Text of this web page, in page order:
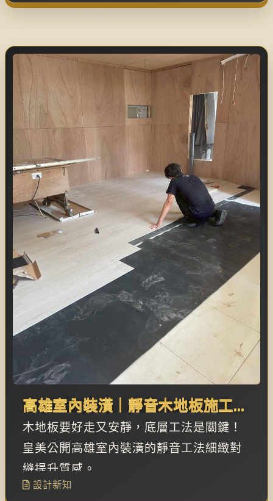
居家生活。
高雄室內裝潢｜靜音木地板施工，
從底層防護到舒適踩踏
木地板要好走又安靜，底層工法是關鍵！
皇美公開高雄室內裝潢的靜音工法細緻對
縫提升質感。
設計新知